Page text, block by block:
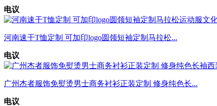
电议
河南速干T恤定制 可加印logo圆领短袖定制马拉松...
电议
广州杰者服饰免熨烫男士商务衬衫正装定制 修身纯色长...
电议